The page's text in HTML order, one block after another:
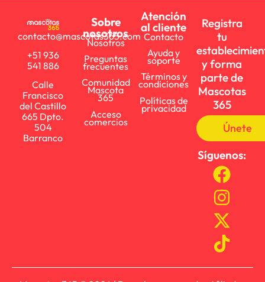
contacto@mascotas365.com
+51 936
541 886
Calle
Francisco
del Castillo
665 Dpto.
504
Barranco
Sobre
nosotros
Nosotros
Preguntas
frecuentes
Comunidad
Mascota
365
Acceso
comercios
Atención
al cliente
Contacto
Ayuda y
soporte
Términos y
condiciones
Políticas de
privacidad
Registra
tu
y forma
parte de
Mascotas
365
Únete
Síguenos: